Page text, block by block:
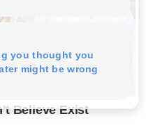
Believe Exist